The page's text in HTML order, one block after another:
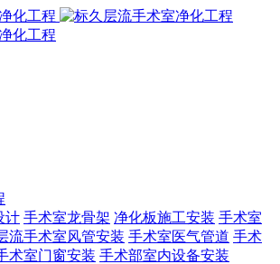
计 手术室龙骨架 净化板施工安装 手术室
流手术室风管安装 手术室医气管道 手术
术室门窗安装 手术部室内设备安装